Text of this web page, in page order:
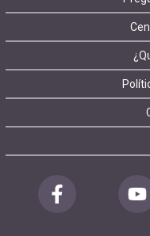
menu
Redes